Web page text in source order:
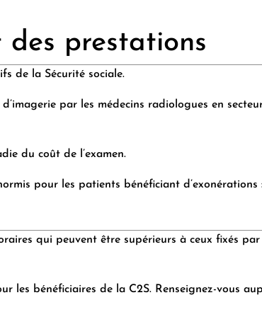
des prestations
de la Sécurité sociale.
par les médecins radiologues en
du coût de l’examen.
pour les patients bénéficiant d’exonérations
qui peuvent être supérieurs à ceux fixés
les bénéficiaires de la C2S. Renseignez-vous